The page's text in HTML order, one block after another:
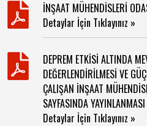
İNŞAAT MÜHENDİSLERİ
Detaylar İçin Tıklayınız »
DEPREM ETKİSİ ALTINDA
DEĞERLENDİRİLMESİ VE
ÇALIŞAN İNŞAAT
SAYFASINDA
Detaylar İçin Tıklayınız »